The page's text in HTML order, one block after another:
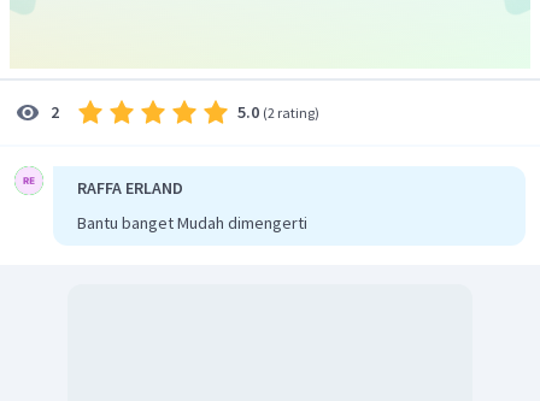
2 5.0 (2 rating)
RAFFA ERLAND
Bantu banget Mudah dimengerti